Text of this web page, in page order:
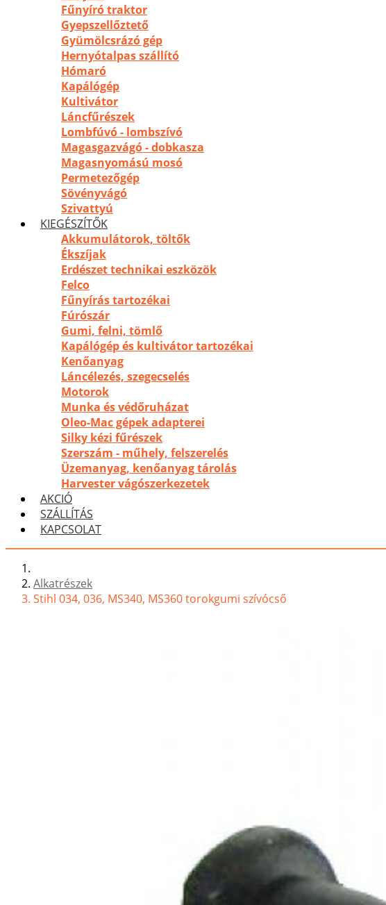
Fűnyíró traktor
Gyepszellőztető
Gyümölcsrázó gép
Hernyótalpas szállító
Hómaró
Kapálógép
Kultivátor
Láncfűrészek
Lombfúvó - lombszívó
Magasgazvágó - dobkasza
Magasnyomású mosó
Permetezőgép
Sövényvágó
Szivattyú
KIEGÉSZÍTŐK
Akkumulátorok, töltők
Ékszíjak
Erdészet technikai eszközök
Felco
Fűnyírás tartozékai
Fúrószár
Gumi, felni, tömlő
Kapálógép és kultivátor tartozékai
Kenőanyag
Láncélezés, szegecselés
Motorok
Munka és védőruházat
Oleo-Mac gépek adapterei
Silky kézi fűrészek
Szerszám - műhely, felszerelés
Üzemanyag, kenőanyag tárolás
Harvester vágószerkezetek
AKCIÓ
SZÁLLÍTÁS
KAPCSOLAT
Alkatrészek
Stihl 034, 036, MS340, MS360 torokgumi szívócső